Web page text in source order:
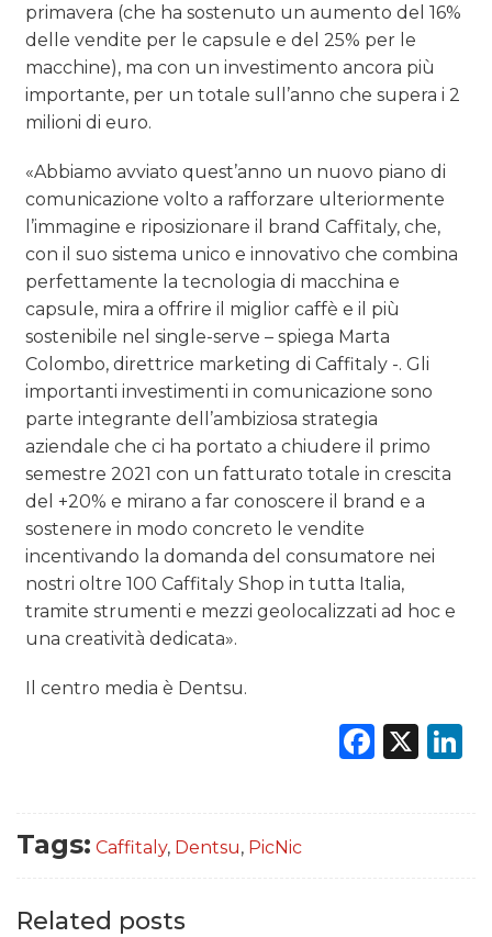
primavera (che ha sostenuto un aumento del 16%
delle vendite per le capsule e del 25% per le
macchine), ma con un investimento ancora più
importante, per un totale sull’anno che supera i 2
milioni di euro.
«Abbiamo avviato quest’anno un nuovo piano di
comunicazione volto a rafforzare ulteriormente
l’immagine e riposizionare il brand Caffitaly, che,
con il suo sistema unico e innovativo che combina
perfettamente la tecnologia di macchina e
capsule, mira a offrire il miglior caffè e il più
sostenibile nel single-serve – spiega Marta
Colombo, direttrice marketing di Caffitaly -. Gli
importanti investimenti in comunicazione sono
parte integrante dell’ambiziosa strategia
aziendale che ci ha portato a chiudere il primo
semestre 2021 con un fatturato totale in crescita
del +20% e mirano a far conoscere il brand e a
sostenere in modo concreto le vendite
incentivando la domanda del consumatore nei
nostri oltre 100 Caffitaly Shop in tutta Italia,
tramite strumenti e mezzi geolocalizzati ad hoc e
una creatività dedicata».
Il centro media è Dentsu.
X
Tags: Caffitaly, Dentsu, PicNic
Related posts